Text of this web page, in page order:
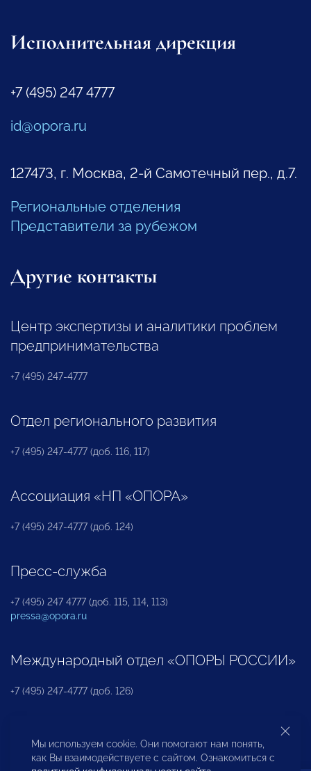
Исполнительная дирекция
+7 (495) 247 4777
id@opora.ru
127473, г. Москва, 2-й Самотечный пер., д.7.
Региональные отделения
Представители за рубежом
Другие контакты
Центр экспертизы и аналитики проблем
предпринимательства
+7 (495) 247-4777
Отдел регионального развития
+7 (495) 247-4777 (доб. 116, 117)
Ассоциация «НП «ОПОРА»
+7 (495) 247-4777 (доб. 124)
Пресс-служба
+7 (495) 247 4777 (доб. 115, 114, 113)
pressa@opora.ru
Международный отдел «ОПОРЫ РОССИИ»
+7 (495) 247-4777 (доб. 126)
Бюро по защите прав предпринимателей и
инвесторов
Мы используем cookie. Они помогают нам понять,
как Вы взаимодействуете с сайтом. Ознакомиться с